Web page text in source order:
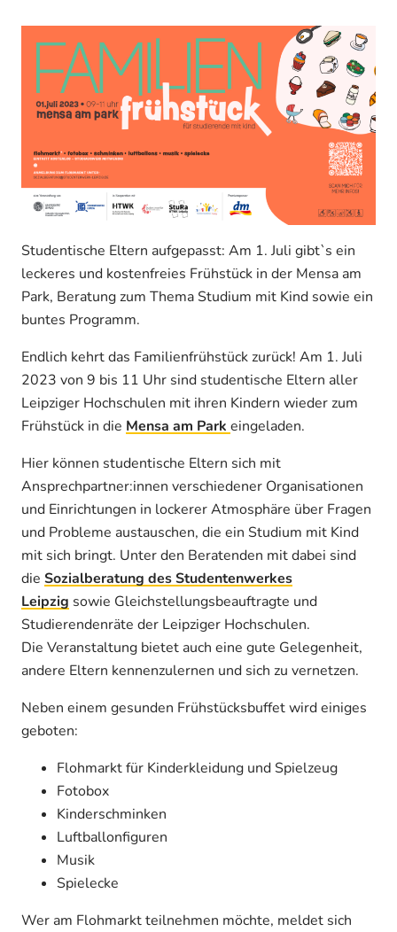
Studentische Eltern aufgepasst: Am 1. Juli gibt`s ein
leckeres und kostenfreies Frühstück in der Mensa am
Park, Beratung zum Thema Studium mit Kind sowie ein
buntes Programm.
Endlich kehrt das Familienfrühstück zurück! Am 1. Juli
2023 von 9 bis 11 Uhr sind studentische Eltern aller
Leipziger Hochschulen mit ihren Kindern wieder zum
Frühstück in die Mensa am Park eingeladen.
Hier können studentische Eltern sich mit
Ansprechpartner:innen verschiedener Organisationen
und Einrichtungen in lockerer Atmosphäre über Fragen
und Probleme austauschen, die ein Studium mit Kind
mit sich bringt. Unter den Beratenden mit dabei sind
die Sozialberatung des Studentenwerkes
Leipzig sowie Gleichstellungsbeauftragte und
Studierendenräte der Leipziger Hochschulen.
Die Veranstaltung bietet auch eine gute Gelegenheit,
andere Eltern kennenzulernen und sich zu vernetzen.
Neben einem gesunden Frühstücksbuffet wird einiges
geboten:
Flohmarkt für Kinderkleidung und Spielzeug
Fotobox
Kinderschminken
Luftballonfiguren
Musik
Spielecke
Wer am Flohmarkt teilnehmen möchte, meldet sich